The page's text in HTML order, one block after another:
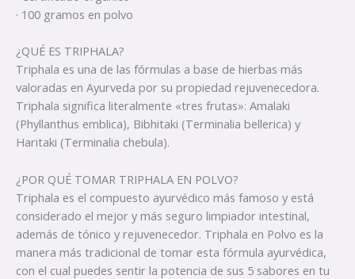
· 100 gramos en polvo
¿QUÉ ES TRIPHALA?
Triphala es una de las fórmulas a base de hierbas más
valoradas en Ayurveda por su propiedad rejuvenecedora.
Triphala significa literalmente «tres frutas»: Amalaki
(Phyllanthus emblica), Bibhitaki (Terminalia bellerica) y
Haritaki (Terminalia chebula).
¿POR QUÉ TOMAR TRIPHALA EN POLVO?
Triphala es el compuesto ayurvédico más famoso y está
considerado el mejor y más seguro limpiador intestinal,
además de tónico y rejuvenecedor. Triphala en Polvo es la
manera más tradicional de tomar esta fórmula ayurvédica,
con el cual puedes sentir la potencia de sus 5 sabores en tu